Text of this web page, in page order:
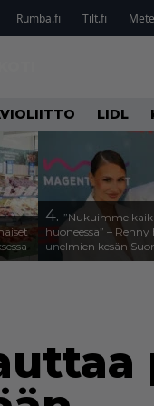
Rumba.fi Tilt.fi
LIDL
4. ”Nukuimme
huoneessa” –
unelmien kesän